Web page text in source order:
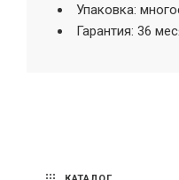
Упаковка:
Гарантия: 36